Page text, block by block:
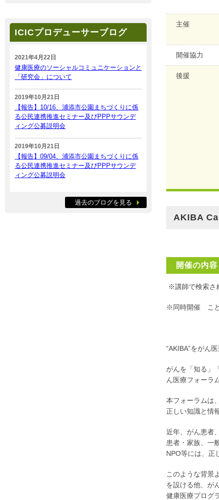
主催
開催協力
後援
AKIBA
開催の内容
※講師で検索さ
※同時開催 こど
“AKIBA”をがん
がんを「知る」
ん医療フォーラ
本フォーラムは
正しい知識と情
近年、がん患者
患者・家族、一
NPO等には、
このような背景
を設ける他、が
健康医療プログ
ICICプロデューサーブログ
2021年4月22日
健康医療のソーシャルコミュニケーションと
「研究会」について
2019年10月21日
【報告】10/16、浦添市公園まちづくりに係
る公民連携推進セミナー及びPPPサウンデ
ィング公募説明会
2019年10月21日
【報告】09/04、浦添市公園まちづくりに係
る公民連携推進セミナー及びPPPサウンデ
ィング公募説明会
過去のブログを見る